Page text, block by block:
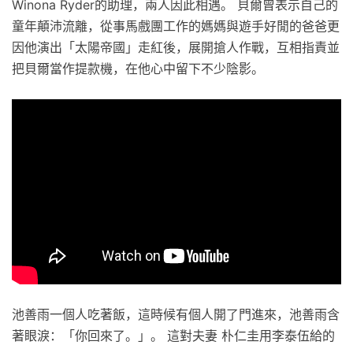
Winona Ryder的助理，兩人因此相遇。 貝爾曾表示自己的
童年顛沛流離，從事馬戲團工作的媽媽與遊手好閒的爸爸更
因他演出「太陽帝國」走紅後，展開搶人作戰，互相指責並
把貝爾當作提款機，在他心中留下不少陰影。
池善雨一個人吃著飯，這時候有個人開了門進來，池善雨含
著眼淚：「你回來了。」。 這對夫妻 朴仁圭用李泰伍給的